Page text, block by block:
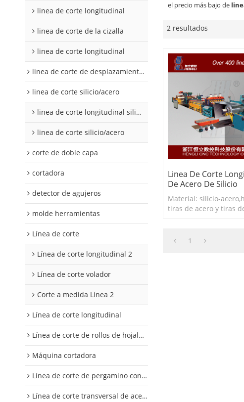
linea de corte longitudinal
linea de corte de la cizalla
linea de corte longitudinal
linea de corte de desplazamiento de hojalata y aluminio
linea de corte silicio/acero
linea de corte longitudinal silicio acero
linea de corte silicio/acero
corte de doble capa
cortadora
detector de agujeros
molde herramientas
Línea de corte
Línea de corte longitudinal 2
Línea de corte volador
Corte a medida Línea 2
Línea de corte longitudinal
Línea de corte de rollos de hojalata y aluminio
Máquina cortadora
Línea de corte de pergamino con control digital
Línea de corte transversal de acero al silicio
el precio más bajo de
2 resultados
Linea De Corte
De Acero De Silicio
Material: silicio-
tiras de acero y tiras
1